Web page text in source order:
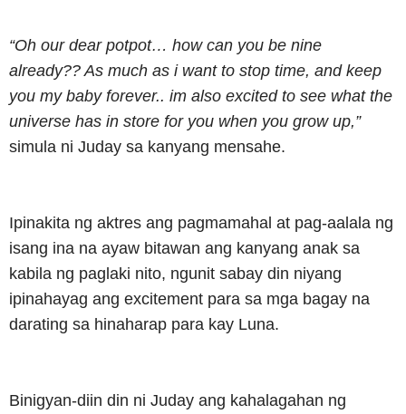
“Oh our dear potpot… how can you be nine
already?? As much as i want to stop time, and keep
you my baby forever.. im also excited to see what the
universe has in store for you when you grow up,”
simula ni Juday sa kanyang mensahe.
Ipinakita ng aktres ang pagmamahal at pag-aalala ng
isang ina na ayaw bitawan ang kanyang anak sa
kabila ng paglaki nito, ngunit sabay din niyang
ipinahayag ang excitement para sa mga bagay na
darating sa hinaharap para kay Luna.
Binigyan-diin din ni Juday ang kahalagahan ng